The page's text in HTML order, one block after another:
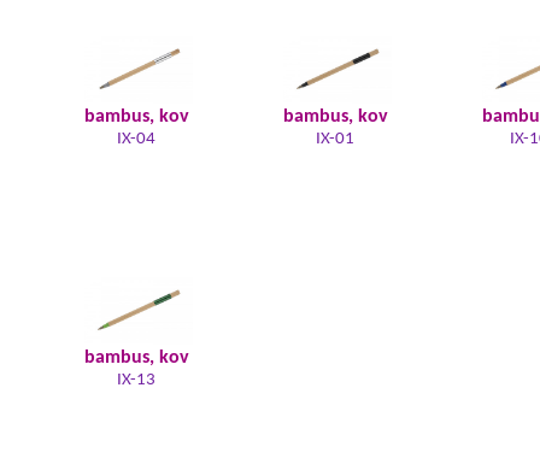
bambus, kov
IX-04
bambus, kov
IX-01 IX-
bambus, kov
IX-13